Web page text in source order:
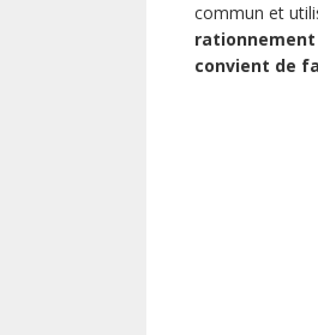
commun et
rationnement
convient de